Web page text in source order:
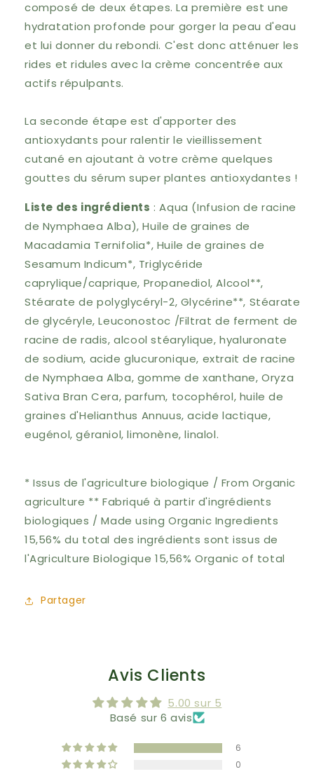
composé de deux étapes.La première est une
hydratation profonde pour gorger la peau d'eau
et lui donner du rebondi. C'est donc atténuer les
rides et ridules avec la crème concentrée aux
actifs répulpants.
La seconde étape est d'apporter des
antioxydants pour ralentir le vieillissement
cutané en ajoutant à votre crème quelques
gouttes du sérum super plantes antioxydantes !
Liste des ingrédients : Aqua (Infusion de racine
de Nymphaea Alba), Huile de graines de
Macadamia Ternifolia*, Huile de graines de
Sesamum Indicum*, Triglycéride
caprylique/caprique, Propanediol, Alcool**,
Stéarate de polyglycéryl-2, Glycérine**, Stéarate
de glycéryle, Leuconostoc /Filtrat de ferment de
racine de radis, alcool stéarylique, hyaluronate
de sodium, acide glucuronique, extrait de racine
de Nymphaea Alba, gomme de xanthane, Oryza
Sativa Bran Cera, parfum, tocophérol, huile de
graines d'Helianthus Annuus, acide lactique,
eugénol, géraniol, limonène, linalol.
* Issus de l'agriculture biologique / From Organic
agriculture ** Fabriqué à partir d'ingrédients
biologiques / Made using Organic Ingredients
15,56% du total des ingrédients sont issus de
l'Agriculture Biologique 15,56% Organic of total
Partager
Avis Clients
5.00 sur 5
Basé sur 6 avis
6
0